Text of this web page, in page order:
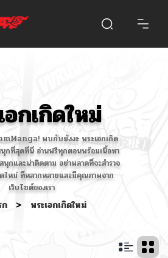
อกเกิดใหม่
พบกับมังงะ พระเอกเกิด
กที่สุดที่นี่ อ่านฟรีทุกตอนพร้อมเนื้อหา
กและน่าติดตาม อย่าพลาดที่จะสำรวจ
ดใหม่ ที่หลากหลายและมีคุณภาพจาก
เว็บไซต์ของเรา
ก > พระเอกเกิดใหม่